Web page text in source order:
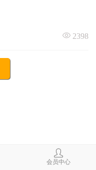
2398
会员中心